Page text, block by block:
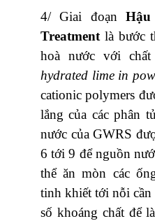
4/ Giai đoạn
Treatmentlà bước
hoà nước với
hydrated lime in
cationic polymers
lắng của các phân
nước của GWRS
6 tới 9 để nguồn
thể ăn mòn các
tinh khiết tới nỗi
số khoáng chất để